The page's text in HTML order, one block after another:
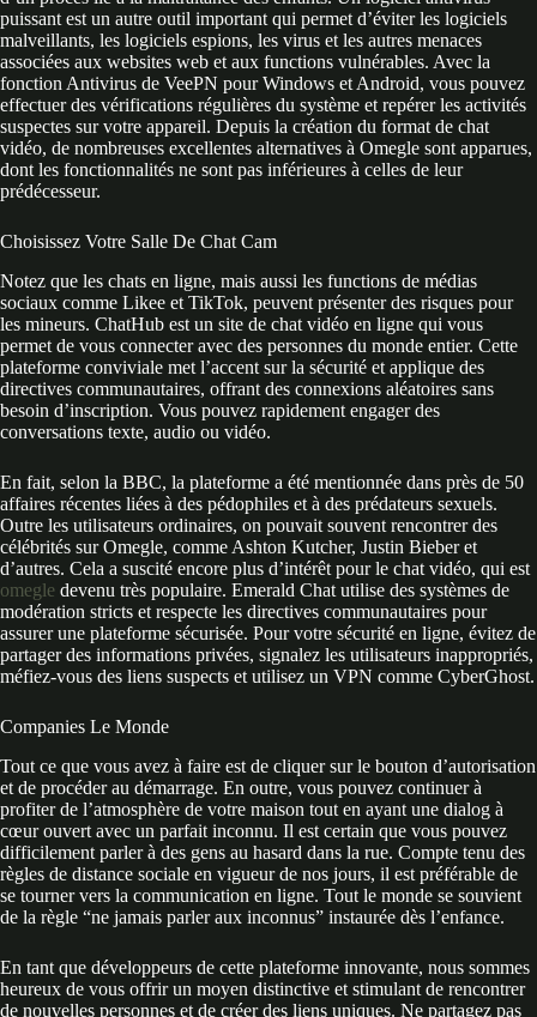
puissant est un autre outil important qui permet d’éviter les logiciels
malveillants, les logiciels espions, les virus et les autres menaces
associées aux websites web et aux functions vulnérables. Avec la
fonction Antivirus de VeePN pour Windows et Android, vous pouvez
effectuer des vérifications régulières du système et repérer les activités
suspectes sur votre appareil. Depuis la création du format de chat
vidéo, de nombreuses excellentes alternatives à Omegle sont apparues,
dont les fonctionnalités ne sont pas inférieures à celles de leur
prédécesseur.
Choisissez Votre Salle De Chat Cam
Notez que les chats en ligne, mais aussi les functions de médias
sociaux comme Likee et TikTok, peuvent présenter des risques pour
les mineurs. ChatHub est un site de chat vidéo en ligne qui vous
permet de vous connecter avec des personnes du monde entier. Cette
plateforme conviviale met l’accent sur la sécurité et applique des
directives communautaires, offrant des connexions aléatoires sans
besoin d’inscription. Vous pouvez rapidement engager des
conversations texte, audio ou vidéo.
En fait, selon la BBC, la plateforme a été mentionnée dans près de 50
affaires récentes liées à des pédophiles et à des prédateurs sexuels.
Outre les utilisateurs ordinaires, on pouvait souvent rencontrer des
célébrités sur Omegle, comme Ashton Kutcher, Justin Bieber et
d’autres. Cela a suscité encore plus d’intérêt pour le chat vidéo, qui est
omegle devenu très populaire. Emerald Chat utilise des systèmes de
modération stricts et respecte les directives communautaires pour
assurer une plateforme sécurisée. Pour votre sécurité en ligne, évitez de
partager des informations privées, signalez les utilisateurs inappropriés,
méfiez-vous des liens suspects et utilisez un VPN comme CyberGhost.
Companies Le Monde
Tout ce que vous avez à faire est de cliquer sur le bouton d’autorisation
et de procéder au démarrage. En outre, vous pouvez continuer à
profiter de l’atmosphère de votre maison tout en ayant une dialog à
cœur ouvert avec un parfait inconnu. Il est certain que vous pouvez
difficilement parler à des gens au hasard dans la rue. Compte tenu des
règles de distance sociale en vigueur de nos jours, il est préférable de
se tourner vers la communication en ligne. Tout le monde se souvient
de la règle “ne jamais parler aux inconnus” instaurée dès l’enfance.
En tant que développeurs de cette plateforme innovante, nous sommes
heureux de vous offrir un moyen distinctive et stimulant de rencontrer
de nouvelles personnes et de créer des liens uniques. Ne partagez pas